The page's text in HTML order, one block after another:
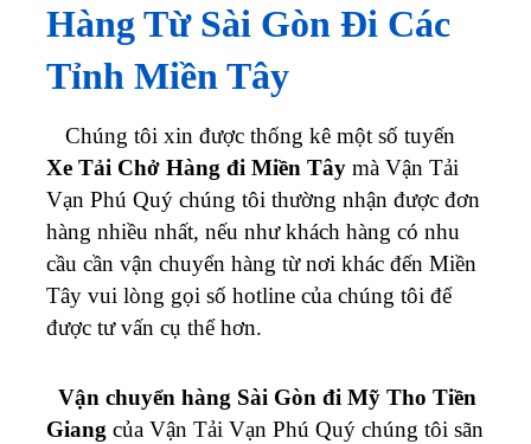
Hàng Từ Sài Gòn Đi Các
Tỉnh Miền Tây
Chúng tôi xin được thống kê một số tuyến
Xe Tải Chở Hàng đi Miền Tây mà Vận Tải
Vạn Phú Quý chúng tôi thường nhận được đơn
hàng nhiều nhất, nếu như khách hàng có nhu
cầu cần vận chuyển hàng từ nơi khác đến Miền
Tây vui lòng gọi số hotline của chúng tôi để
được tư vấn cụ thể hơn.
Vận chuyển hàng Sài Gòn đi Mỹ Tho Tiền
Giang của Vận Tải Vạn Phú Quý chúng tôi sãn